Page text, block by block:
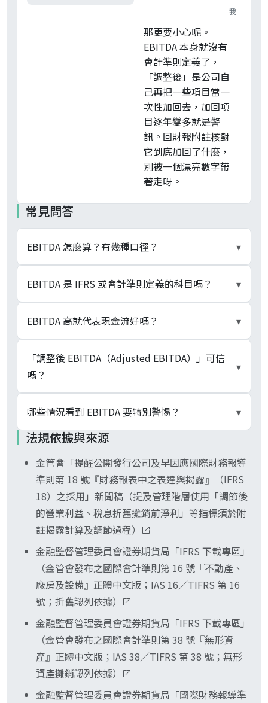
我
那更要小心呢。
EBITDA 本身就沒有
會計準則定義了，
「調整後」是公司自
己再把一些項目當一
次性加回去，加回項
目逐年變多就是警
訊。回財報附註核對
它到底加回了什麼，
別被一個漂亮數字帶
著走呀。
常見問答
EBITDA 怎麼算？有幾種口徑？ ▾
兩種等價口徑。由下往上加回（最常見）：稅後淨
利 + 利息費用 + 所得稅費用 + 折舊 + 攤銷；由上
往下：營業利益 + 折舊 + 攤銷。兩者差異來自業外
有落差。折舊攤銷部分藏在綜合損益表附註（計入
營業成本的生產設備折舊）、部分列於現金流量表
EBITDA 是 IFRS 或會計準則定義的科目嗎？ ▾
不是。EBITDA 是非 GAAP（非一般公認會計原
則）指標，沒有任何會計準則定義它，台股綜合損
益表正表沒有這一行，公開資訊觀測站也不直接列
示。構成它的折舊與無形資產攤銷各自有會計準則
源。
EBITDA 高就代表現金流好嗎？ ▾
不一定，這是它最危險的誤導。被剔除的利息該
付、稅該繳，而折舊攤銷背後對應的資本支出
（capex）是真要花出去的現金。重資產公司（電
信、航空、有線電視、半導體晶圓代工）capex 年
金流（營業活動現金流 − 資本支出）一起看，
EBITDA 連年成長但自由現金流長期為負，代表獲
利全被 capex 與營運資金吃掉。
「調整後 EBITDA（Adjusted EBITDA）」可信
嗎？
▾
要看加回了什麼。因為 EBITDA 本身無準則約束，
「調整後」由公司自行認定加回項目，股權獎酬、
重整費用、訴訟和解金、併購支出都可能被當「一
次性」加回去。同一公司若加回項目逐年膨脹，或
不同券商對同一公司算出的數字差很大，多半是口
徑不一致。引用前要回財報附註核對組成，不能跨
來源直接比較。
哪些情況看到 EBITDA 要特別警惕？ ▾
三種訊號：公司只報 EBITDA、淡化淨利（常見於
高負債或高 capex 公司，藉此隱形利息與
capex）；「調整後」加回項目逐年增加；EBITDA
連年成長但自由現金流長期為負或趨近零。看到這
些要反向查利息保障倍數（EBIT ÷ 利息費用）、
淨負債與自由現金流，回到淨利一起判讀。
EBITDA 適合跨國、跨資本結構同業初篩，但不能
當投資結論。
法規依據與來源
金管會「提醒公開發行公司及早因應國際財務報導
準則第 18 號『財務報表中之表達與揭露』（IFRS
18）之採用」新聞稿（提及管理階層使用「調節後
的營業利益、稅息折舊攤銷前淨利」等指標須於附
註揭露計算及調節過程）
金融監督管理委員會證券期貨局「IFRS 下載專區」
（金管會發布之國際會計準則第 16 號『不動產、
廠房及設備』正體中文版；IAS 16／TIFRS 第 16
號；折舊認列依據）
金融監督管理委員會證券期貨局「IFRS 下載專區」
（金管會發布之國際會計準則第 38 號『無形資
產』正體中文版；IAS 38／TIFRS 第 38 號；無形
資產攤銷認列依據）
金融監督管理委員會證券期貨局「國際財務報導準